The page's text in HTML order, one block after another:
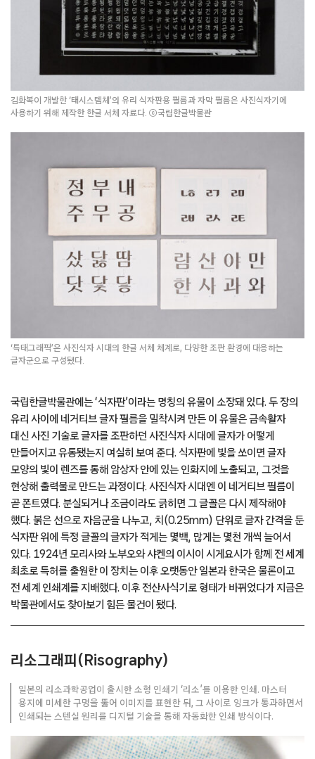
김화복이 개발한 ‘태시스템체’의 유리 식자판용 필름과 자막 필름은 사진식자기에
사용하기 위해 제작한 한글 서체 자료다. ⓒ국립한글박물관
‘특태그래픽’은 사진식자 시대의 한글 서체 체계로, 다양한 조판 환경에 대응하는
글자군으로 구성됐다.
국립한글박물관에는 ‘식자판’이라는 명칭의 유물이 소장돼 있다. 두 장의
유리 사이에 네거티브 글자 필름을 밀착시켜 만든 이 유물은 금속활자
대신 사진 기술로 글자를 조판하던 사진식자 시대에 글자가 어떻게
만들어지고 유통됐는지 여실히 보여 준다. 식자판에 빛을 쏘이면 글자
모양의 빛이 렌즈를 통해 암상자 안에 있는 인화지에 노출되고, 그것을
현상해 출력물로 만드는 과정이다. 사진식자 시대엔 이 네거티브 필름이
곧 폰트였다. 분실되거나 조금이라도 긁히면 그 글꼴은 다시 제작해야
했다. 붉은 선으로 자음군을 나누고, 치(0.25mm) 단위로 글자 간격을 둔
식자판 위에 특정 글꼴의 글자가 적게는 몇백, 많게는 몇천 개씩 늘어서
있다. 1924년 모리사와 노부오와 샤켄의 이시이 시게요시가 함께 전 세계
최초로 특허를 출원한 이 장치는 이후 오랫동안 일본과 한국은 물론이고
전 세계 인쇄계를 지배했다. 이후 전산사식기로 형태가 바뀌었다가 지금은
박물관에서도 찾아보기 힘든 물건이 됐다.
리소그래피(Risography)
일본의 리소과학공업이 출시한 소형 인쇄기 ‘리소’를 이용한 인쇄. 마스터
용지에 미세한 구멍을 뚫어 이미지를 표현한 뒤, 그 사이로 잉크가 통과하면서
인쇄되는 스텐실 원리를 디지털 기술을 통해 자동화한 인쇄 방식이다.